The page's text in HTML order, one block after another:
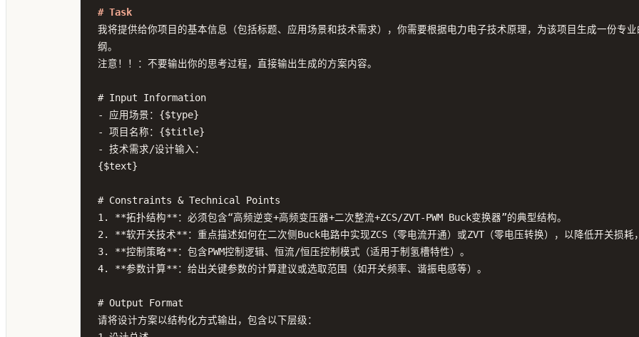
# Task
我将提供给你项目的基本信息（包括标题、应用场景和技术需求），你需要根据电力电子技术原理，为该项目生成一份专
纲。
注意！！：不要输出你的思考过程，直接输出生成的方案内容。
# Input Information
- 应用场景：{$type}
- 项目名称：{$title}
- 技术需求/设计输入：
{$text}
# Constraints & Technical Points
1. **拓扑结构**：必须包含“高频逆变+高频变压器+二次整流+ZCS/ZVT-PWM Buck变换器”的典型结构。
2. **软开关技术**：重点描述如何在二次侧Buck电路中实现ZCS（零电流开通）或ZVT（零电压转换），以降低开关损耗
3. **控制策略**：包含PWM控制逻辑、恒流/恒压控制模式（适用于制氢槽特性）。
4. **参数计算**：给出关键参数的计算建议或选取范围（如开关频率、谐振电感等）。
# Output Format
请将设计方案以结构化方式输出，包含以下层级：